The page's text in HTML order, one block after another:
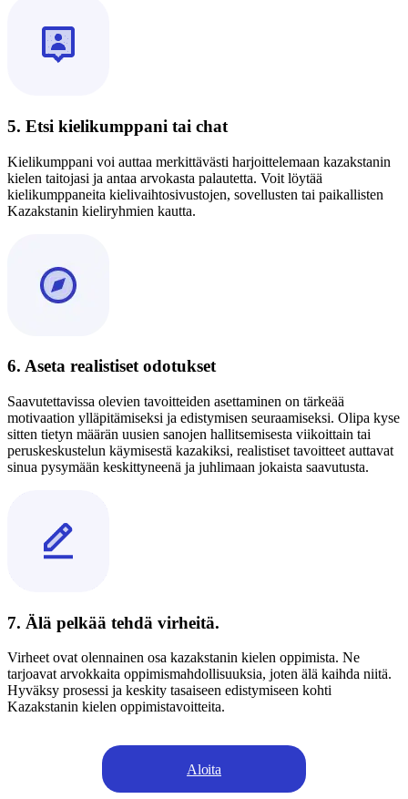
5. Etsi kielikumppani tai chat
Kielikumppani voi auttaa merkittävästi harjoittelemaan kazakstanin
kielen taitojasi ja antaa arvokasta palautetta. Voit löytää
kielikumppaneita kielivaihtosivustojen, sovellusten tai paikallisten
Kazakstanin kieliryhmien kautta.
6. Aseta realistiset odotukset
Saavutettavissa olevien tavoitteiden asettaminen on tärkeää
motivaation ylläpitämiseksi ja edistymisen seuraamiseksi. Olipa kyse
sitten tietyn määrän uusien sanojen hallitsemisesta viikoittain tai
peruskeskustelun käymisestä kazakiksi, realistiset tavoitteet auttavat
sinua pysymään keskittyneenä ja juhlimaan jokaista saavutusta.
7. Älä pelkää tehdä virheitä.
Virheet ovat olennainen osa kazakstanin kielen oppimista. Ne
tarjoavat arvokkaita oppimismahdollisuuksia, joten älä kaihda niitä.
Hyväksy prosessi ja keskity tasaiseen edistymiseen kohti
Kazakstanin kielen oppimistavoitteita.
Aloita